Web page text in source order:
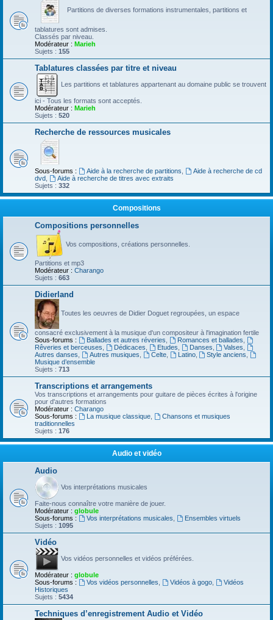
Partitions de diverses formations instrumentales, partitions et
tablatures sont admises.
Classés par niveau.
Modérateur : Marieh
Sujets : 155
Tablatures classées par titre et niveau
Les partitions et tablatures appartenant au domaine public se trouvent
ici - Tous les formats sont acceptés.
Modérateur : Marieh
Sujets : 520
Recherche de ressources musicales
Sous-forums : Aide à la recherche de partitions
Aide à recherche de cd
dvd
Aide à recherche de titres avec extraits
Sujets : 332
Compositions
Compositions personnelles
Vos compositions, créations personnelles.
Partitions et mp3
Modérateur : Charango
Sujets : 663
Didierland
Toutes les oeuvres de Didier Doguet regroupées, un espace
consacré exclusivement à la musique d'un compositeur à l'imagination fertile
Sous-forums :
Ballades et autres réveries Romances et ballades
Rêveries et berceuses
Dédicaces Etudes Danses Valses
Autres danses
Autres musiques Celte, Latino, Style anciens
Musique d’ensemble
Sujets : 713
Transcriptions et arrangements
Vos transcriptions et arrangements pour guitare de pièces écrites à l'origine
pour d'autres formations
Modérateur : Charango
Sous-forums :
La musique classique,
Chansons et musiques
traditionnelles
Sujets : 176
Audio et vidéo
Audio
Vos interprétations musicales
Faite-nous connaître votre manière de jouer.
Modérateur : globule
Sous-forums :
Vos interprétations musicales
Ensembles virtuels
Sujets : 1095
Vidéo
Vos vidéos personnelles et vidéos préférées.
Modérateur : globule
Sous-forums :
Vos vidéos personnelles Vidéos à gogo,
Vidéos
Historiques
Sujets : 5434
Techniques d’enregistrement Audio et Vidéo